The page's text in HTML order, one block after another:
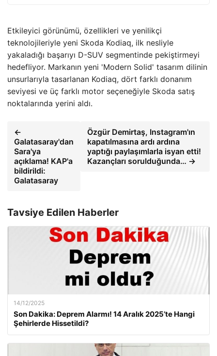
Etkileyici görünümü, özellikleri ve yenilikçi
teknolojileriyle yeni Skoda Kodiaq, ilk nesliyle
yakaladığı başarıyı D-SUV segmentinde pekiştirmeyi
hedefliyor. Markanın yeni 'Modern Solid' tasarım dilinin
unsurlarıyla tasarlanan Kodiaq, dört farklı donanım
seviyesi ve üç farklı motor seçeneğiyle Skoda satış
noktalarında yerini aldı.
←
Galatasaray'dan
Sara'ya
açıklama! KAP'a
bildirildi:
Galatasaray
Özgür Demirtaş, Instagram'ın
kapatılmasına ardı ardına
yaptığı paylaşımlarla isyan etti!
Kazançları sorulduğunda… →
Tavsiye Edilen Haberler
14/12/2025
Son Dakika: Deprem Alarmı! 14 Aralık 2025’te Hangi
Şehirlerde Hissetildi?